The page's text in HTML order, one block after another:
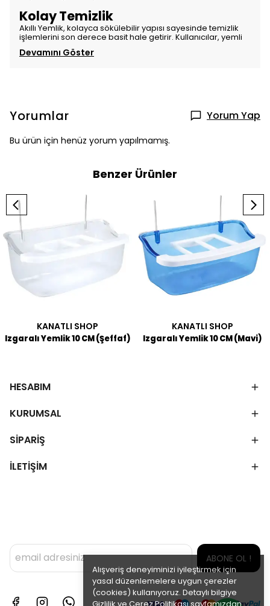
Alışveriş deneyiminizi iyileştirmek için
yasal düzenlemelere uygun çerezler
(cookies) kullanıyoruz. Detaylı bilgiye
Kolay Temizlik
Akıllı Yemlik, kolayca sökülebilir yapısı sayesinde temizlik
işlemlerini son derece basit hale getirir. Kullanıcılar, yemli
Devamını Göster
Yorumlar Yorum Yap
Bu ürün için henüz yorum yapılmamış.
Benzer Ürünler
KANATLI SHOP
Izgaralı Yemlik 10 CM (Şeffaf)
KANATLI SHOP
Izgaralı Yemlik 10 CM (Mavi)
HESABIM
KURUMSAL
SİPARİŞ
İLETİŞİM
ABONE OL !